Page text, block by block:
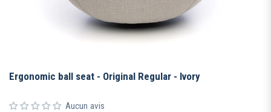
Ergonomic ball seat - Original Regular - Ivory
Aucun avis